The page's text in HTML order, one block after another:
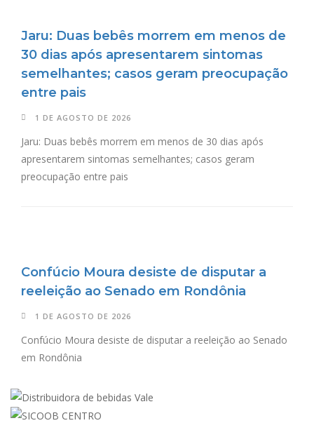
Jaru: Duas bebês morrem em menos de
30 dias após apresentarem sintomas
semelhantes; casos geram preocupação
entre pais
1 DE AGOSTO DE 2026
Jaru: Duas bebês morrem em menos de 30 dias após
apresentarem sintomas semelhantes; casos geram
preocupação entre pais
Confúcio Moura desiste de disputar a
reeleição ao Senado em Rondônia
1 DE AGOSTO DE 2026
Confúcio Moura desiste de disputar a reeleição ao Senado
em Rondônia